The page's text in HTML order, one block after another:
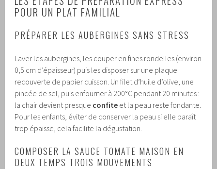
POUR UN PLAT FAMILIAL
PRÉPARER LES AUBERGINES SANS STRESS
Laver les aubergines, les couper en fines rondelles (environ
0,5 cm d’épaisseur) puis les disposer sur une plaque
recouverte de papier cuisson. Un filet d’huile d’olive, une
pincée de sel, puis enfourner à 200°C pendant 20 minutes :
la chair devient presque confite et la peau reste fondante.
Pour les enfants, éviter de conserver la peau si elle paraît
trop épaisse, cela facilite la dégustation.
COMPOSER LA SAUCE TOMATE MAISON EN
DEUX TEMPS TROIS MOUVEMENTS